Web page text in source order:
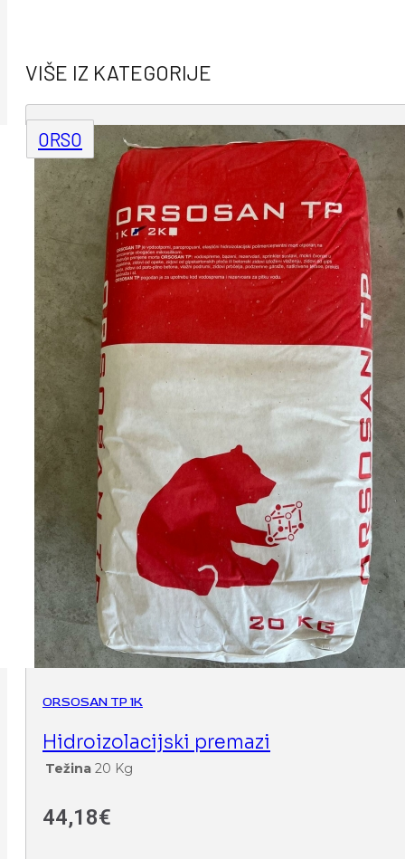
VIŠE IZ KATEGORIJE
ORSOSAN TP 1K
Hidroizolacijski premazi
Težina 20 Kg
44,18€
ORSO